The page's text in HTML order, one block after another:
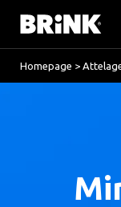
Homepage >